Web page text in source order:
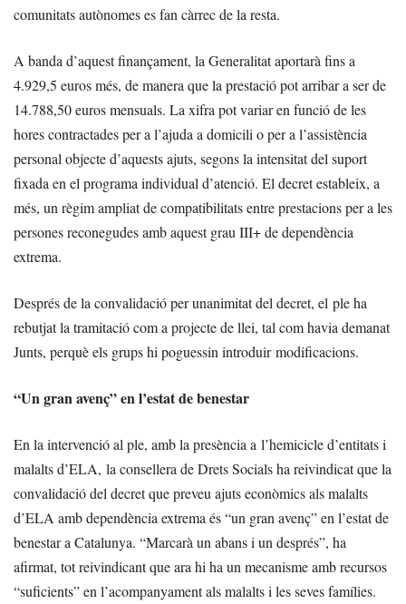
comunitats autònomes es fan càrrec de la resta.
A banda d’aquest finançament, la Generalitat aportarà fins a
4.929,5 euros més, de manera que la prestació pot arribar a ser de
14.788,50 euros mensuals. La xifra pot variar en funció de les
hores contractades per a l’ajuda a domicili o per a l’assistència
personal objecte d’aquests ajuts, segons la intensitat del suport
fixada en el programa individual d’atenció. El decret estableix, a
més, un règim ampliat de compatibilitats entre prestacions per a les
persones reconegudes amb aquest grau III+ de dependència
extrema.
Després de la convalidació per unanimitat del decret, el ple ha
rebutjat la tramitació com a projecte de llei, tal com havia demanat
Junts, perquè els grups hi poguessin introduir modificacions.
“Un gran avenç” en l’estat de benestar
En la intervenció al ple, amb la presència a l’hemicicle d’entitats i
malalts d’ELA, la consellera de Drets Socials ha reivindicat que la
convalidació del decret que preveu ajuts econòmics als malalts
d’ELA amb dependència extrema és “un gran avenç” en l’estat de
benestar a Catalunya. “Marcarà un abans i un després”, ha
afirmat, tot reivindicant que ara hi ha un mecanisme amb recursos
“suficients” en l’acompanyament als malalts i les seves famílies.